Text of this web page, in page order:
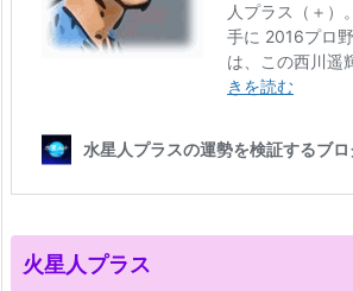
火星人プラス